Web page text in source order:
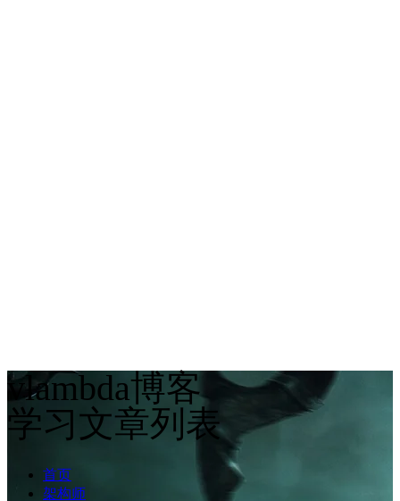
vlambda博客
学习文章列表
首页
架构师